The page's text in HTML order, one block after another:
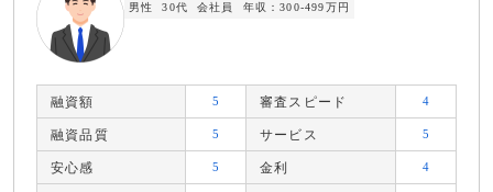
男性 30代 会社員 年収：300-499万円
融資額 5 審査スピード 4
融資品質 5 サービス 5
安心感 5 金利 4